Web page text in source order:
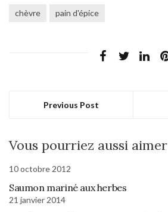
chèvre pain d'épice
Previous Post
Vous pourriez aussi aimer
10 octobre 2012
Saumon mariné aux herbes
21 janvier 2014